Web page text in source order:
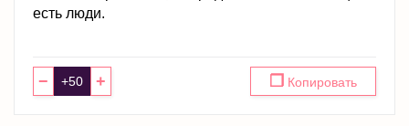
есть люди.
− + ❐ Копировать